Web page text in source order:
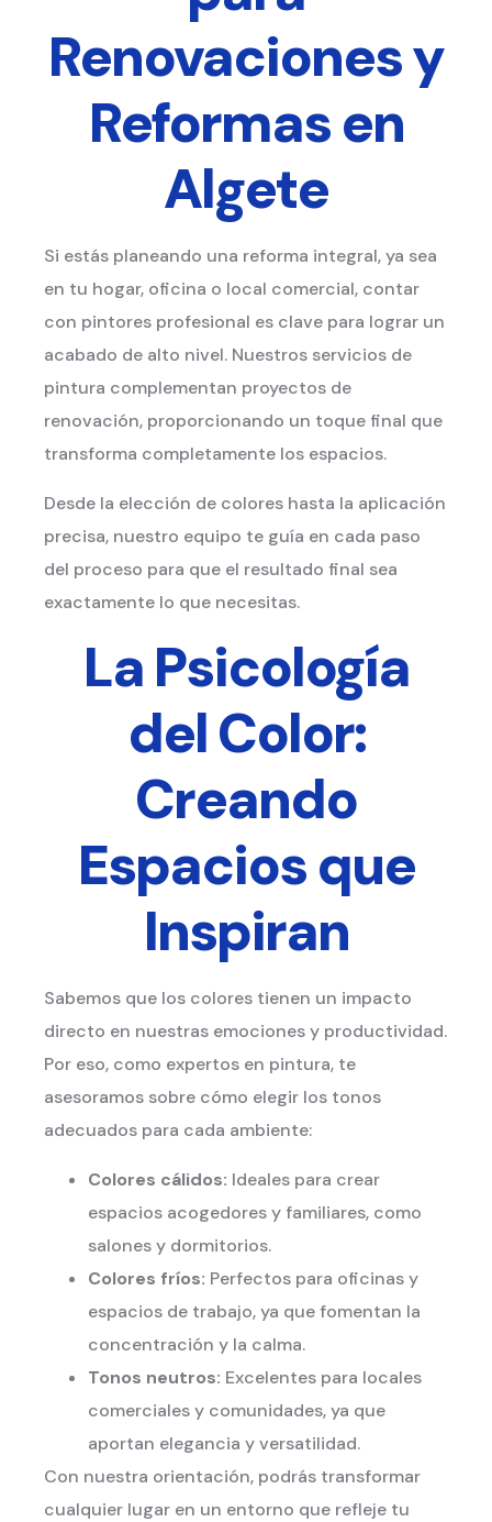
Renovaciones y
Reformas en
Algete
Si estás planeando una reforma integral, ya sea
en tu hogar, oficina o local comercial, contar
con pintores profesional es clave para lograr un
acabado de alto nivel. Nuestros servicios de
pintura complementan proyectos de
renovación, proporcionando un toque final que
transforma completamente los espacios.
Desde la elección de colores hasta la aplicación
precisa, nuestro equipo te guía en cada paso
del proceso para que el resultado final sea
exactamente lo que necesitas.
La Psicología
del Color:
Creando
Espacios que
Inspiran
Sabemos que los colores tienen un impacto
directo en nuestras emociones y productividad.
Por eso, como expertos en pintura, te
asesoramos sobre cómo elegir los tonos
adecuados para cada ambiente:
Colores cálidos: Ideales para crear
espacios acogedores y familiares, como
salones y dormitorios.
Colores fríos: Perfectos para oficinas y
espacios de trabajo, ya que fomentan la
concentración y la calma.
Tonos neutros: Excelentes para locales
comerciales y comunidades, ya que
aportan elegancia y versatilidad.
Con nuestra orientación, podrás transformar
cualquier lugar en un entorno que refleje tu